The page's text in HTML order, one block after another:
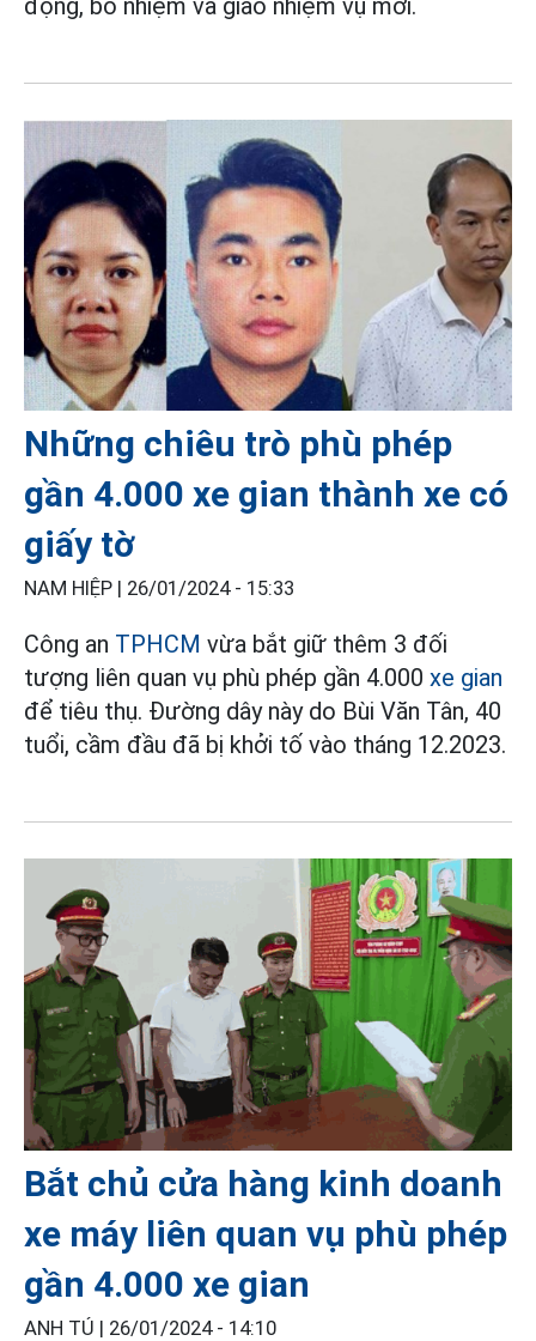
Những chiêu trò phù phép
gần 4.000 xe gian thành xe có
giấy tờ
NAM HIỆP | 26/01/2024 - 15:33
Công an TPHCM vừa bắt giữ thêm 3 đối
tượng liên quan vụ phù phép gần 4.000 xe gian
để tiêu thụ. Đường dây này do Bùi Văn Tân, 40
tuổi, cầm đầu đã bị khởi tố vào tháng 12.2023.
Bắt chủ cửa hàng kinh doanh
xe máy liên quan vụ phù phép
gần 4.000 xe gian
ANH TÚ | 26/01/2024 - 14:10